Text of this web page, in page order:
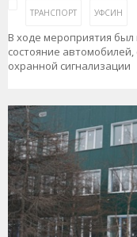
ТРАНСПОРТ УФСИН
В ходе мероприятия
состояние
охранной сигнализации